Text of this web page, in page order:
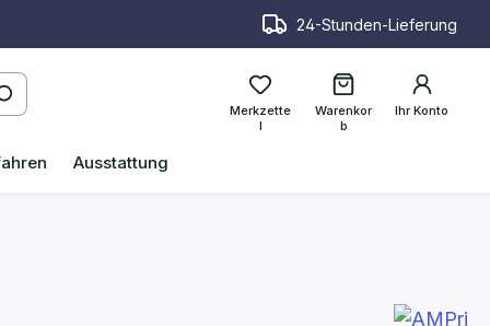
24-Stunden-Lieferung
Merkzette
l
Ihr Konto
Warenkor
b
Ausstattung